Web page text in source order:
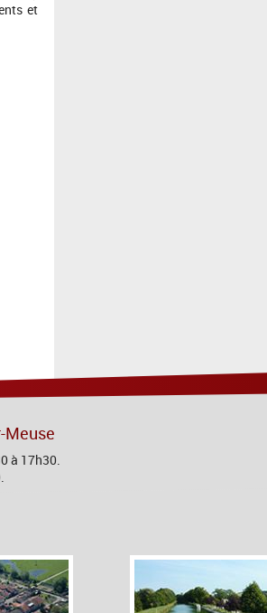
et
Meuse
à 17h30.